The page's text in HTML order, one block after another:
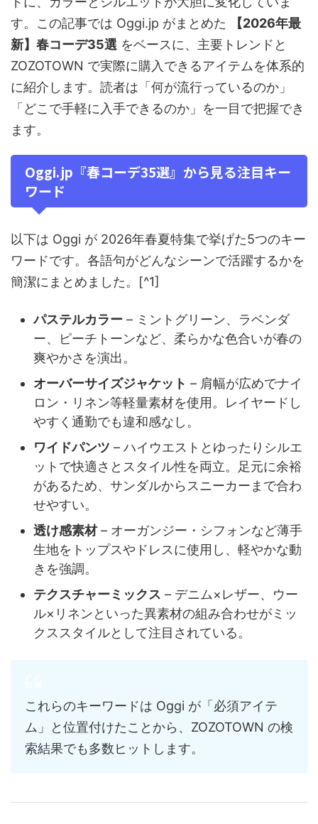
す。この記事では Oggi.jp がまとめた
【2026年最
新】春コーデ35選 をベースに、主要トレンドと
ZOZOTOWN で実際に購入できるアイテムを体系的
に紹介します。読者は「何が流行っているのか」
「どこで手軽に入手できるのか」を一目で把握でき
ます。
Oggi.jp『春コーデ35選』から見る注目キー
ワード
以下は Oggi が 2026年春夏特集で挙げた5つのキー
ワードです。各語句がどんなシーンで活躍するかを
簡潔にまとめました。[^1]
パステルカラー – ミントグリーン、ラベンダ
ー、ピーチトーンなど、柔らかな色合いが春の
爽やかさを演出。
オーバーサイズジャケット – 肩幅が広めでナイ
ロン・リネン等軽量素材を使用。レイヤードし
やすく通勤でも違和感なし。
ワイドパンツ – ハイウエストとゆったりシルエ
ットで快適さとスタイル性を両立。足元に余裕
があるため、サンダルからスニーカーまで合わ
せやすい。
透け感素材– オーガンジー・シフォンなど薄手
生地をトップスやドレスに使用し、軽やかな動
きを強調。
テクスチャーミックス – デニム×レザー、ウー
ル×リネンといった異素材の組み合わせがミッ
クススタイルとして注目されている。
これらのキーワードは Oggi が「必須アイテ
ム」と位置付けたことから、ZOZOTOWN の検
索結果でも多数ヒットします。